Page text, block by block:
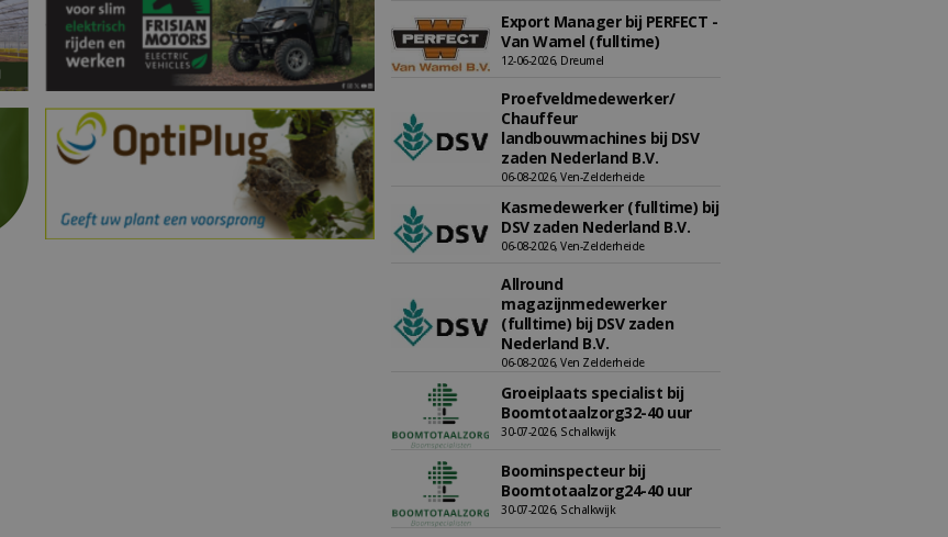
Export Manager bij PERFECT -
Van Wamel (fulltime)
12-06-2026, Dreumel
Proefveldmedewerker/
Chauffeur
landbouwmachines bij DSV
zaden Nederland B.V.
06-08-2026, Ven-Zelderheide
Kasmedewerker (fulltime) bij
DSV zaden Nederland B.V.
06-08-2026, Ven-Zelderheide
Allround
magazijnmedewerker
(fulltime) bij DSV zaden
Nederland B.V.
06-08-2026, Ven Zelderheide
Groeiplaats specialist bij
Boomtotaalzorg32-40 uur
30-07-2026, Schalkwijk
Boominspecteur bij
Boomtotaalzorg24-40 uur
30-07-2026, Schalkwijk